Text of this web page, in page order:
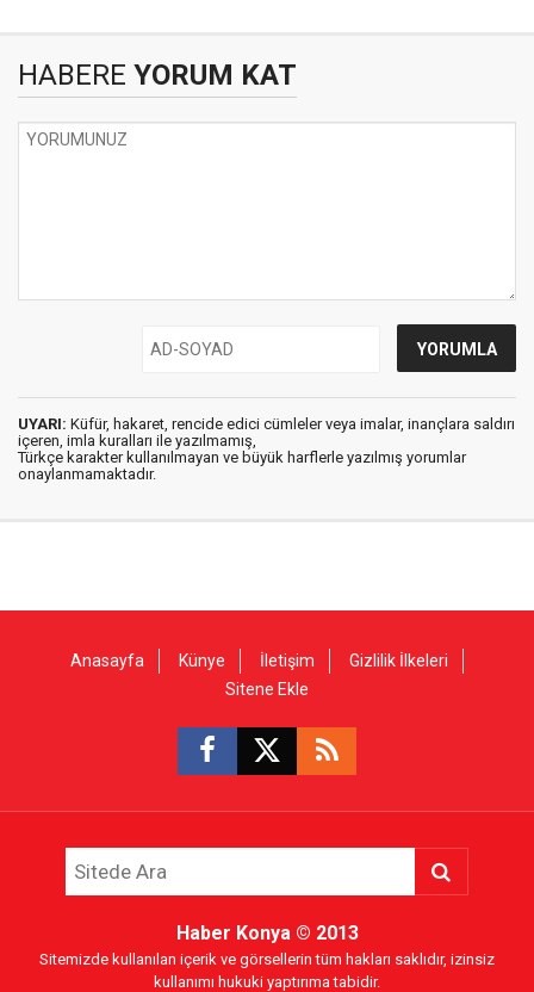
HABERE YORUM KAT
UYARI: Küfür, hakaret, rencide edici cümleler veya imalar, inançlara saldırı
içeren, imla kuralları ile yazılmamış,
Türkçe karakter kullanılmayan ve büyük harflerle yazılmış yorumlar
onaylanmamaktadır.
Anasayfa Künye İletişim
Gizlilik İlkeleri
Sitene Ekle
Haber Konya© 2013
Sitemizde kullanılan içerik ve görsellerin tüm hakları saklıdır, izinsiz
kullanımı hukuki yaptırıma tabidir.